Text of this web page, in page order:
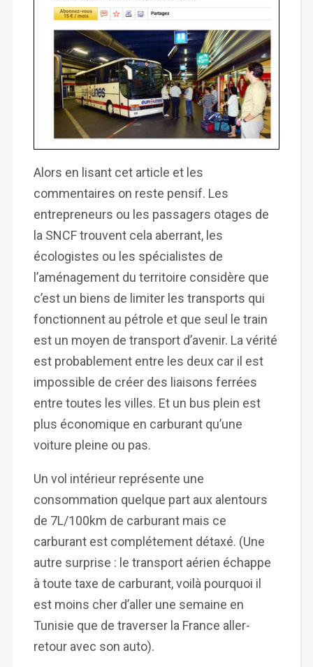
Alors en lisant cet article et les
commentaires on reste pensif. Les
entrepreneurs ou les passagers otages de
la SNCF trouvent cela aberrant, les
écologistes ou les spécialistes de
l’aménagement du territoire considère que
c’est un biens de limiter les transports qui
fonctionnent au pétrole et que seul le train
est un moyen de transport d’avenir. La vérité
est probablement entre les deux car il est
impossible de créer des liaisons ferrées
entre toutes les villes. Et un bus plein est
plus économique en carburant qu’une
voiture pleine ou pas.
Un vol intérieur représente une
consommation quelque part aux alentours
de 7L/100km de carburant mais ce
carburant est complétement détaxé. (Une
autre surprise : le transport aérien échappe
à toute taxe de carburant, voilà pourquoi il
est moins cher d’aller une semaine en
Tunisie que de traverser la France aller-
retour avec son auto).